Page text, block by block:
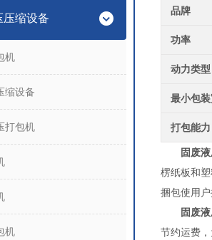
压缩设备
机
缩设备
打包机
机
品牌
功率
动力类型
最小包
打包能力
固废
楞纸板和
捆包使用
固废
节约运费